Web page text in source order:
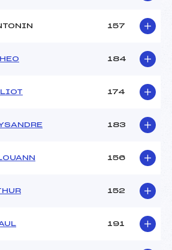
157
184
174
183
156
152
191